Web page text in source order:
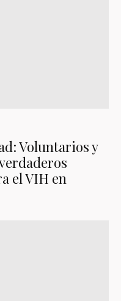
Voluntarios y
el VIH en